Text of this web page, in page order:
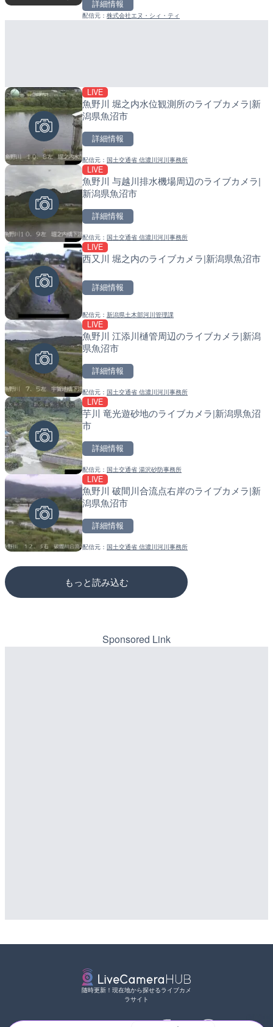
詳細情報
配信元：株式会社エヌ・シィ・ティ
LIVE
魚野川 堀之内水位観測所のライブカメラ|新
潟県魚沼市
詳細情報
配信元：国土交通省 信濃川河川事務所
LIVE
魚野川 与越川排水機場周辺のライブカメラ|
新潟県魚沼市
詳細情報
配信元：国土交通省 信濃川河川事務所
LIVE
西又川 堀之内のライブカメラ|新潟県魚沼市
詳細情報
配信元：新潟県土木部河川管理課
LIVE
魚野川 江添川樋管周辺のライブカメラ|新潟
県魚沼市
詳細情報
配信元：国土交通省 信濃川河川事務所
LIVE
芋川 竜光遊砂地のライブカメラ|新潟県魚沼
市
詳細情報
配信元：国土交通省 湯沢砂防事務所
LIVE
魚野川 破間川合流点右岸のライブカメラ|新
潟県魚沼市
詳細情報
配信元：国土交通省 信濃川河川事務所
もっと読み込む
詳細情報
LIVE
詳細情報
配信元：淡路ザル
LIVE
詳細情報
配信元： 歌舞伎町ゴジラ前ライブ
LIVE
配信元：天川村役場
LIVE
詳細情報
配信元：アイ・キャン制作G
LIVE
詳細情報
配信元：TBS NEWS DIG Powered by
LIVE
詳細情報
配信元：
詳細情報
LIVE
詳細情報
配信元：福岡県庁県土整備部河川課
LIVE
詳細情報
配信元： 国土交通省 北海道開発局
LIVE
詳細情報
配信元：国土交通省 北海道開発局
LIVE
詳細情報
配信元：東京都品川区南大井ライブカメ
LIVE停止
詳細情報
配信元：道の駅さがのせきPPカム
LIVE
詳細情報
配信元：
Sponsored Link
随時更新！現在地から探せるライブカメ
ラサイト